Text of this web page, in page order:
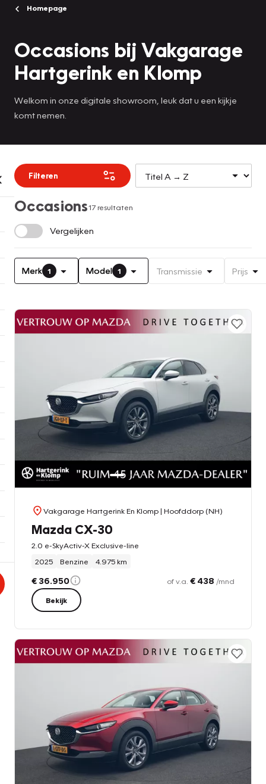
Homepage
Occasions bij Vakgarage
Hartgerink en Klomp
Welkom in onze digitale showroom, leuk dat u een kijkje
komt nemen.
Filteren
Occasions17 resultaten
Vergelijken
Merk 1 Model 1 Transmissie Prijs
Vakgarage Hartgerink En Klomp| Hoofddorp (NH)
Mazda CX-30
2.0 e-SkyActiv-X Exclusive-line
2025
Benzine 4.975 km
€ 36.950 of v.a. € 438 /mnd
Bekijk